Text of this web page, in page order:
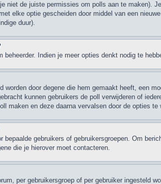
niet de juiste permissies om polls aan te
elke optie gescheiden door middel van een
duur).
Indien je meer opties denkt nodig te
worden door degene die hem gemaakt heeft, een
kunnen gebruikers de poll verwijderen of
maken en deze daarna vervalsen door de opties te
gebruikers of gebruikersgroepen. Om
die je hierover moet contacteren.
per gebruikersgroep of per gebruiker ingesteld